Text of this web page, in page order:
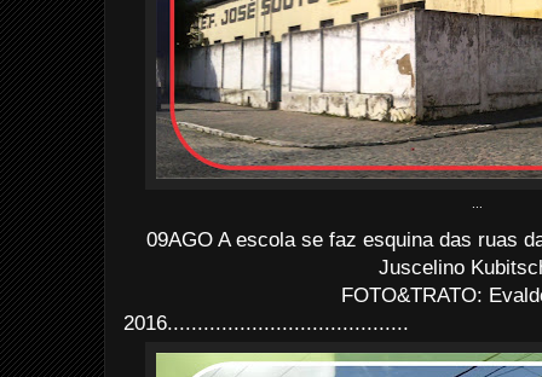
09AGO A escola se faz esquina das ruas
Juscelino
FOTO&TRATO:
2016........................................